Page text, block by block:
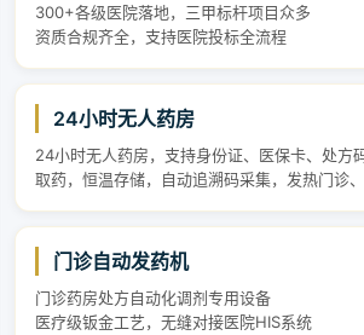
300+各级医院落地，三甲标杆项目众多
资质合规齐全，支持医院投标全流程
24小时无人药房
24小时无人药房，支持身份证、医保卡、处方
取药，恒温存储，自动追溯码采集，发热门诊、
门诊自动发药机
门诊药房处方自动化调剂专用设备
医疗级钣金工艺，无缝对接医院HIS系统